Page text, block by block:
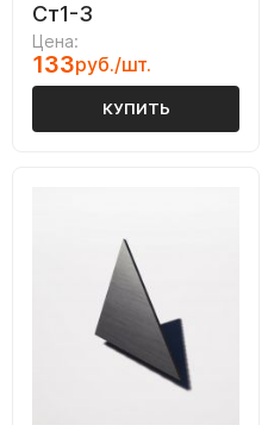
Ст1-3
Цена:
133руб./шт.
КУПИТЬ